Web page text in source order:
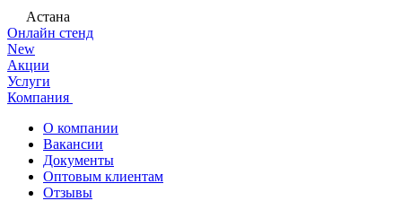
Астана
Онлайн стенд
New
Акции
Услуги
Компания
О компании
Вакансии
Документы
Оптовым клиентам
Отзывы